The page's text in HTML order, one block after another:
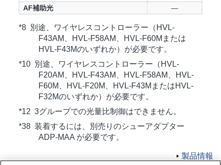
AF補助光
—
*8 別途、ワイヤレスコントローラー（HVL-
F43AM、HVL-F58AM、HVL-F60Mまたは
HVL-F43Mのいずれか）が必要です。
*10 別途、ワイヤレスコントローラー（HVL-
F20AM、HVL-F43AM、HVL-F58AM、HVL-
F60M、HVL-F20M、HVL-F43MまたはHVL-
F32Mのいずれか）が必要です。
*12 3グループでの光量比制御はできません。
*38 装着するには、別売りのシューアダプター
ADP-MAA が必要です。
製品情報